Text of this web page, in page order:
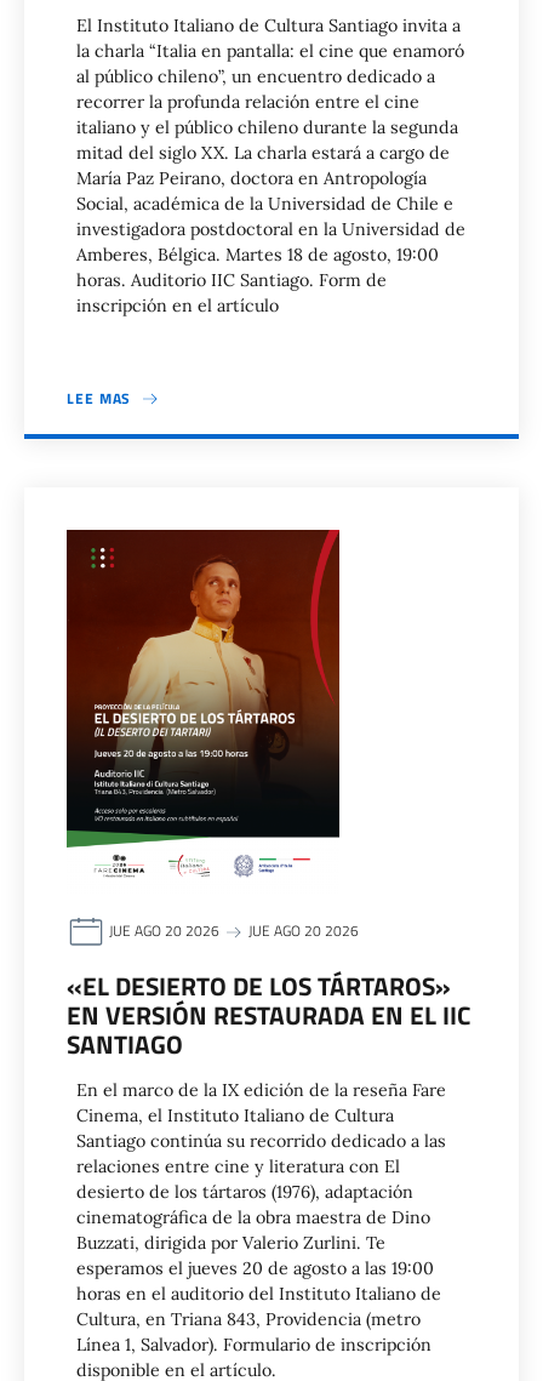
El Instituto Italiano de Cultura Santiago invita a
la charla “Italia en pantalla: el cine que enamoró
al público chileno”, un encuentro dedicado a
recorrer la profunda relación entre el cine
italiano y el público chileno durante la segunda
mitad del siglo XX. La charla estará a cargo de
María Paz Peirano, doctora en Antropología
Social, académica de la Universidad de Chile e
investigadora postdoctoral en la Universidad de
Amberes, Bélgica. Martes 18 de agosto, 19:00
horas. Auditorio IIC Santiago. Form de
inscripción en el artículo
LEE MAS
JUE AGO 20 2026 JUE AGO 20 2026
«EL DESIERTO DE LOS TÁRTAROS»
EN VERSIÓN RESTAURADA EN EL IIC
SANTIAGO
En el marco de la IX edición de la reseña Fare
Cinema, el Instituto Italiano de Cultura
Santiago continúa su recorrido dedicado a las
relaciones entre cine y literatura con El
desierto de los tártaros (1976), adaptación
cinematográfica de la obra maestra de Dino
Buzzati, dirigida por Valerio Zurlini. Te
esperamos el jueves 20 de agosto a las 19:00
horas en el auditorio del Instituto Italiano de
Cultura, en Triana 843, Providencia (metro
Línea 1, Salvador). Formulario de inscripción
disponible en el artículo.